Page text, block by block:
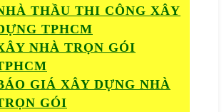
THẦU THI CÔNG XÂY
TPHCM
NHÀ TRỌN GÓI
GIÁ XÂY DỰNG NHÀ
GÓI